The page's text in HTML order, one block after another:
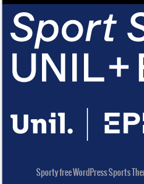
Sporty free WordPress Sports